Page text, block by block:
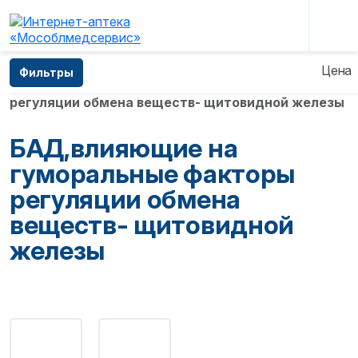
Главная —
БАД,влияющие на гуморальные факторы
регуляции обмена веществ- щитовидной железы
БАД,влияющие на
гуморальные факторы
регуляции обмена
веществ- щитовидной
железы
Фильтры Цена